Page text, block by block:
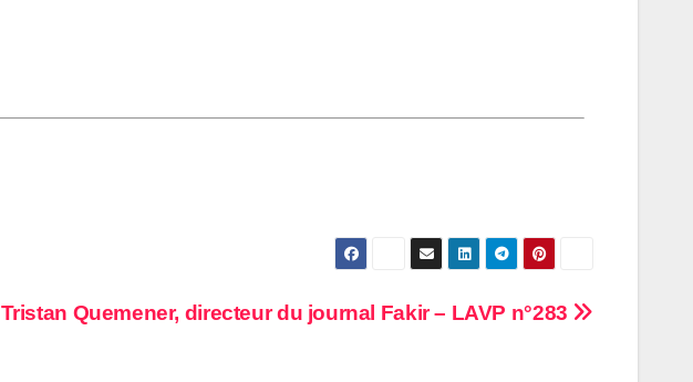
Tristan Quemener, directeur du journal Fakir – LAVP n°283